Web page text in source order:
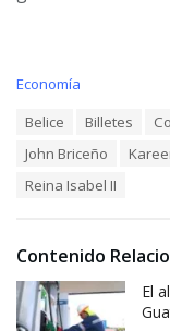
C
g
s
:
Economía
g
Belice Billetes
John Briceño
Reina Isabel II
Contenido
El